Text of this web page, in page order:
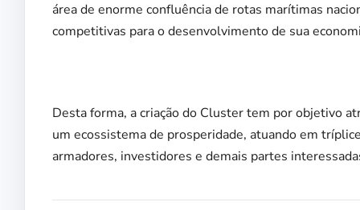
área de enorme confluência de rotas marítimas
competitivas para o desenvolvimento de sua
Desta forma, a criação do Cluster tem por objetivo
um ecossistema de prosperidade, atuando em
armadores, investidores e demais partes